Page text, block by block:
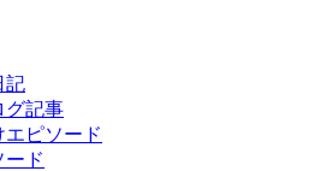
記
グ記事
ピソード
ード